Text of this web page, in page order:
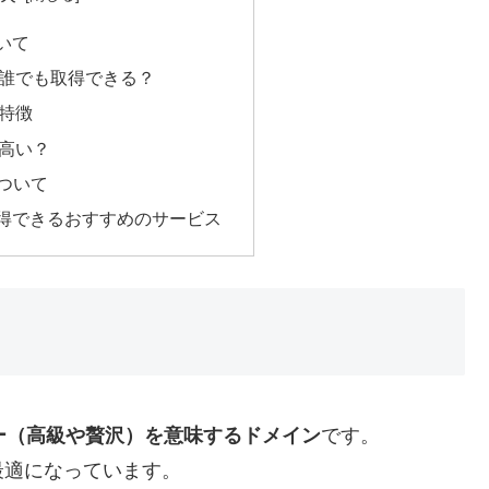
て
でも取得できる？
徴
い？
いて
できるおすすめのサービス
高級や贅沢）を意味するドメインです。
になっています。